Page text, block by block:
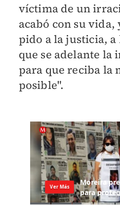
víctima de un
acabó con su vida,
pido a la justicia, a
que se adelante la
para que reciba la
posible".